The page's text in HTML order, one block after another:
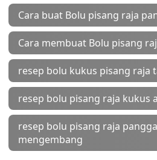
Cara buat Bolu pisang raja
Cara membuat Bolu pisang
resep bolu kukus pisang raja
resep bolu pisang raja kukus
resep bolu pisang raja
mengembang